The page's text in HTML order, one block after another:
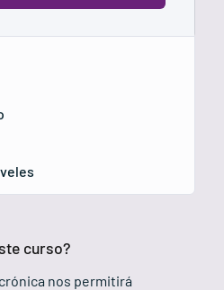
curso?
nos permitirá